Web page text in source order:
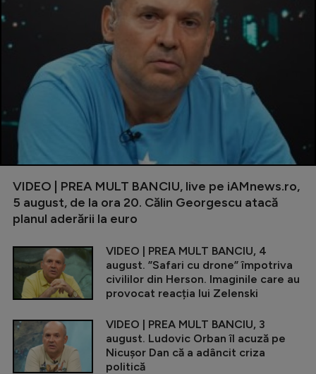
VIDEO | PREA MULT BANCIU, live pe iAMnews.ro,
5 august, de la ora 20. Călin Georgescu atacă
planul aderării la euro
VIDEO | PREA MULT BANCIU, 4
august. ”Safari cu drone” împotriva
civililor din Herson. Imaginile care au
provocat reacția lui Zelenski
VIDEO | PREA MULT BANCIU, 3
august. Ludovic Orban îl acuză pe
Nicușor Dan că a adâncit criza
politică